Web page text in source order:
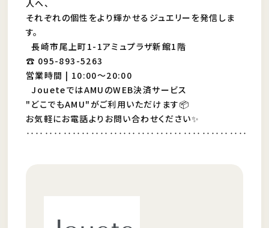
人へ、
それぞれの個性をより輝かせるジュエリーを発信しま
す。
長崎市尾上町1-1アミュプラザ新館1階
☎️ 095-893-5263
営業時間 | 10:00〜20:00
JoueteではAMUのWEB決済サービス
"どこでもAMU"がご利用いただけます📦
お気軽にお電話よりお問い合わせください✨
‥‥‥‥‥‥‥‥‥‥‥‥‥‥‥‥‥‥‥‥‥‥‥‥